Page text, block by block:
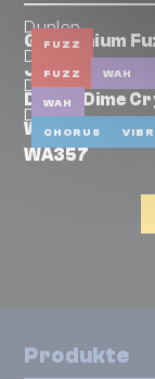
FUZZ
Dunlop
Germanium
FUZZ WAH
Dunlop
JCT95 Justin
WAH
Dunlop
DB01B Dime
CHORUS
Dunlop
WYLDE AUDIO
WA357
Produkte